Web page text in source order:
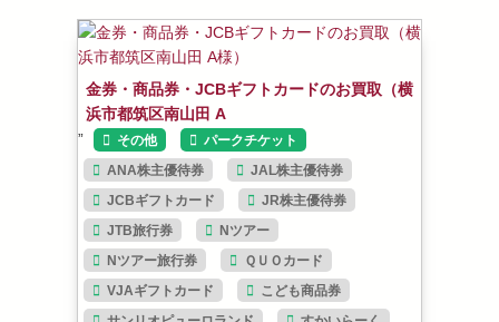
金券・商品券・JCBギフトカードのお買取（横
浜市都筑区南山田 A
”
その他
パークチケット
ANA株主優待券
JAL株主優待券
JCBギフトカード
JR株主優待券
JTB旅行券
Nツアー
Nツアー旅行券
ＱＵＯカード
VJAギフトカード
こども商品券